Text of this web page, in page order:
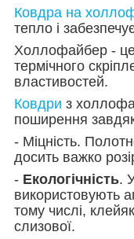
Ковдра на
тепло і
Холлофайбер -
термічного
властивостей.
Ковдри з
поширення
- Міцність.
досить важко
- Екологічність.
використовують
тому числі,
слизової.